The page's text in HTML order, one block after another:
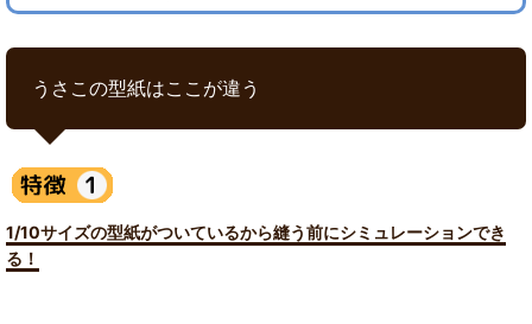
うさこの型紙はここが違う
1/10サイズの型紙がついているから縫う前にシミュレーションでき
る！